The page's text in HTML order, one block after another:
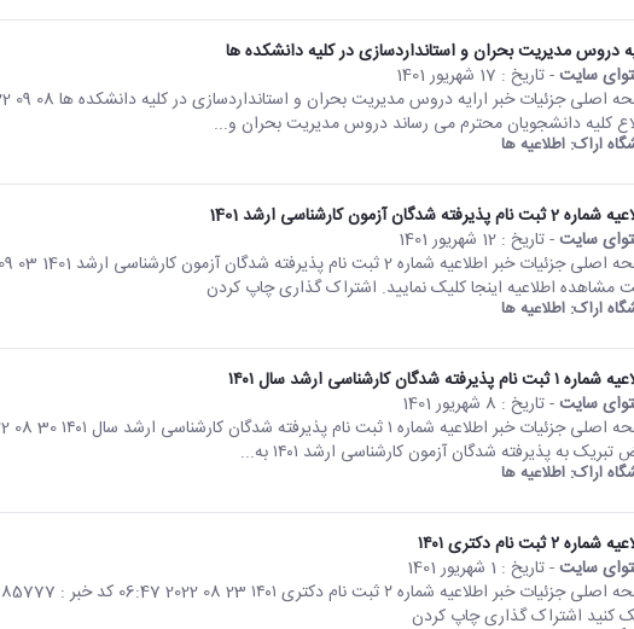
دروس مدیریت بحران و استانداردسازی در کلیه دانشکده ها
سایت- تاریخ : 17 شهریور 1401
کلیه دانشجویان محترم می رساند دروس مدیریت بحران و...
اراک: اطلاعیه ها
نام پذیرفته شدگان آزمون کارشناسی ارشد 1401
سایت- تاریخ : 12 شهریور 1401
مشاهده اطلاعیه اینجا کلیک نمایید. اشتراک گذاری چاپ کردن
اراک: اطلاعیه ها
نام پذیرفته شدگان کارشناسی ارشد سال ۱۴۰۱
سایت- تاریخ : 8 شهریور 1401
به پذیرفته شدگان آزمون کارشناسی ارشد ۱۴۰۱ به...
اراک: اطلاعیه ها
۲ ثبت نام دکتری ۱۴۰۱
سایت- تاریخ : 1 شهریور 1401
کنید اشتراک گذاری چاپ کردن